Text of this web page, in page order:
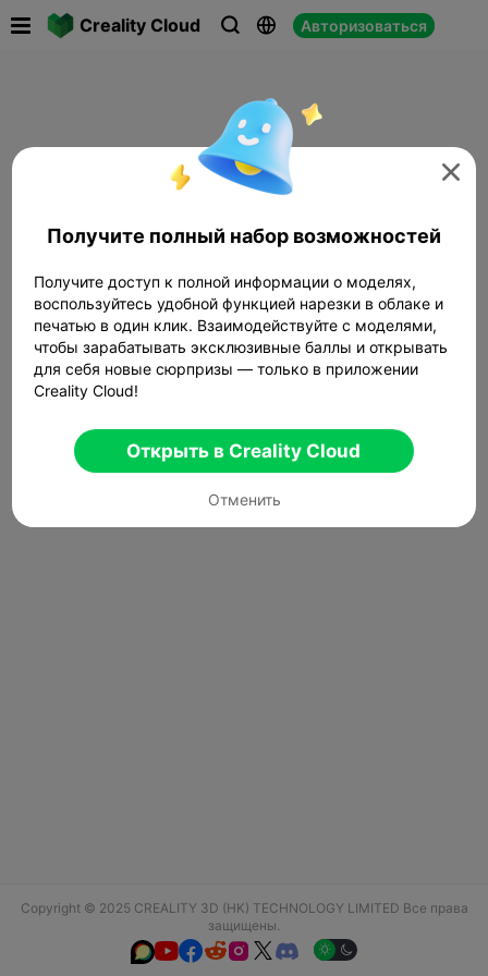
Creality Cloud   Авторизоваться
Copyright © 2025 CREALITY 3D (HK) TECHNOLOGY LIMITED Все права
защищены.
  

Получите полный набор возможностей
Получите доступ к полной информации о моделях,
воспользуйтесь удобной функцией нарезки в облаке и
печатью в один клик. Взаимодействуйте с моделями,
чтобы зарабатывать эксклюзивные баллы и открывать
для себя новые сюрпризы — только в приложении
Creality Cloud!
Открыть в Creality Cloud
Отменить